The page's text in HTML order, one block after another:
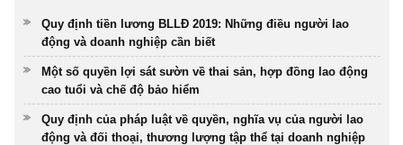
Quy định tiền lương BLLĐ 2019: Những điều người lao
động và doanh nghiệp cần biết
Một số quyền lợi sát sườn về thai sản, hợp đồng lao động
cao tuổi và chế độ bảo hiểm
Quy định của pháp luật về quyền, nghĩa vụ của người lao
động và đối thoại, thương lượng tập thể tại doanh nghiệp